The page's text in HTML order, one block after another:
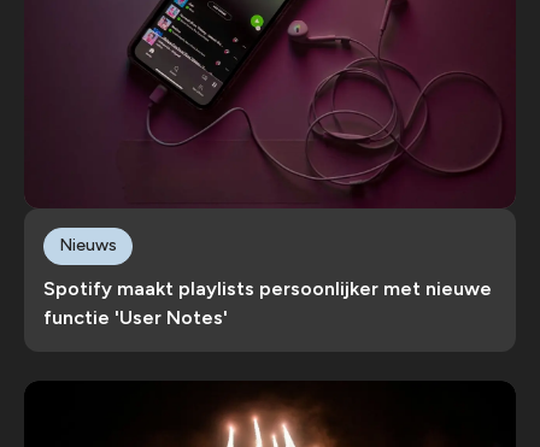
Spotify maakt playlists persoonlijker met nieuwe
functie 'User Notes'
Nieuws